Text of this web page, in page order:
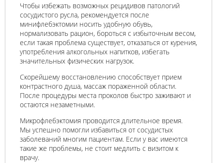
Чтобы избежать возможных рецидивов патологий
сосудистого русла, рекомендуется после
минифлебэктомии носить удобную обувь,
нормализовать рацион, бороться с избыточным весом,
если такая проблема существует, отказаться от курения,
употребления алкогольных напитков, избегать
значительных физических нагрузок.
Скорейшему восстановлению способствует прием
контрастного душа, массаж пораженной области.
После процедуры места проколов быстро заживают и
остаются незаметными.
Микрофлебэктомия проводится длительное время.
Мы успешно помогли избавиться от сосудистых
заболеваний многим пациентам. Если у вас имеются
такие же проблемы, не стоит медлить с визитом к
врачу.